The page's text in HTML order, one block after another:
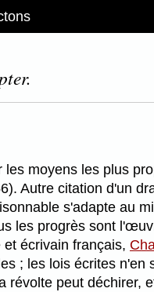
moyens les plus
Autre citation d'un
s'adapte au
les progrès sont
écrivain français,
; les lois écrites n'en
peut déchirer,